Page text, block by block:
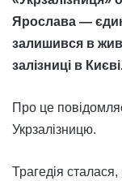
Ярослава —
залишився в
залізниці в
Про це
Укрзалізницю.
Трагедія сталася,